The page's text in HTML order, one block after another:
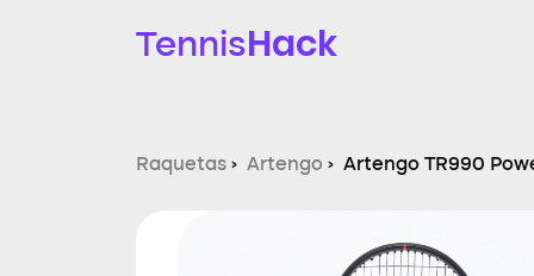
TennisHack
Raquetas › Artengo › Artengo TR990